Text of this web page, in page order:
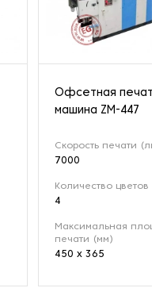
Офсетная
машина ZM-447
Скорость печати
7000
Количество цветов
4
Максимальная
печати (мм)
450 х 365